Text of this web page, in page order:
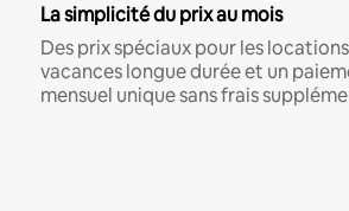
La simplicité du prix au mois
Des prix spéciaux pour les
vacances longue durée et un
mensuel unique sans frais